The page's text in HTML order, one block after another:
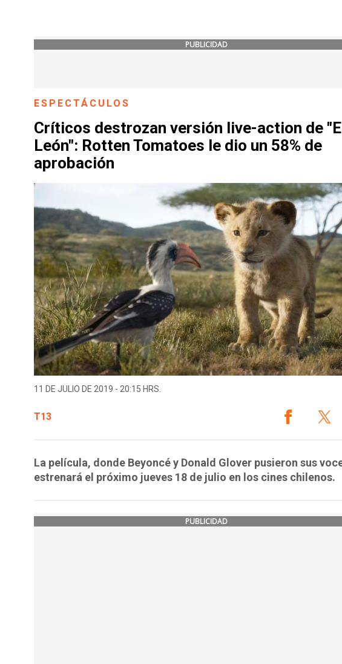
PUBLICIDAD
ESPECTÁCULOS
Críticos destrozan versión live-action de
León": Rotten Tomatoes le dio un 58% de
aprobación
11 DE JULIO DE 2019 - 20:15 HRS.
T13
La película, donde Beyoncé y Donald Glover pusieron sus
estrenará el próximo jueves 18 de julio en los cines chilenos.
PUBLICIDAD